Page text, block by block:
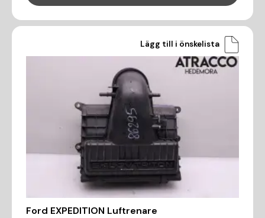
Lägg till i önskelista
Ford EXPEDITION Luftrenare